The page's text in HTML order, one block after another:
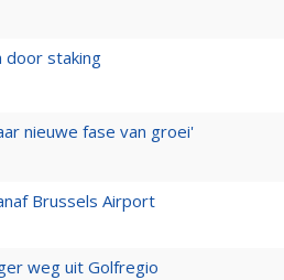
door staking
nieuwe fase van groei'
Brussels Airport
weg uit Golfregio